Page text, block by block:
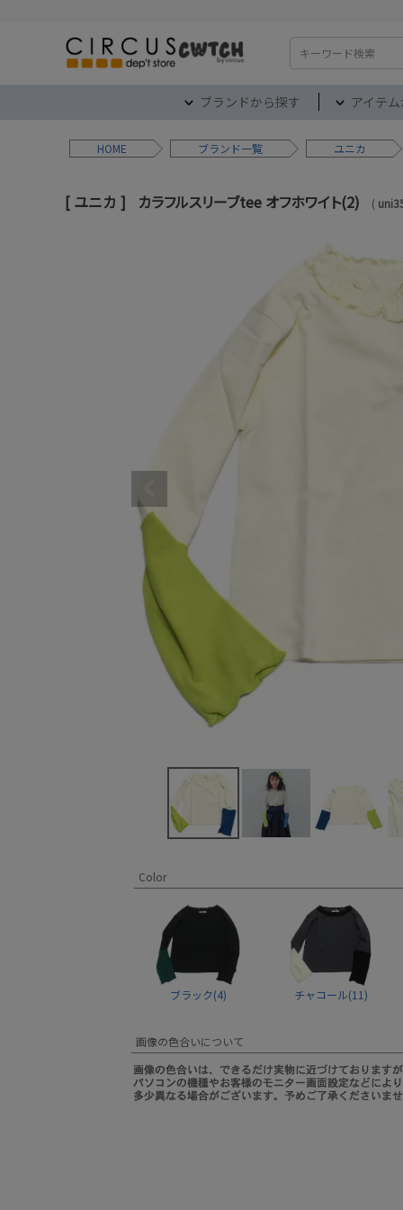
検索
ブランドから探す アイテ
HOME ブランド ユニカ
ユニカ カラフルスリーブtee オフホワイト(2)
Color
ブラック(4) チャコール(11)
画像の色合いについて